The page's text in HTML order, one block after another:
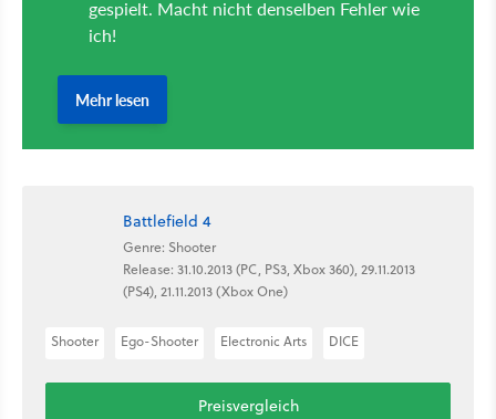
Battlefield 4
Genre: Shooter
Release: 31.10.2013 (PC, PS3, Xbox 360), 29.11.2013
(PS4), 21.11.2013 (Xbox One)
Shooter Ego-Shooter Electronic Arts DICE
Preisvergleich